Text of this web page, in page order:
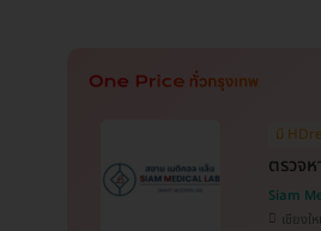
มี
ตรวจ
Siam
เชียงใ